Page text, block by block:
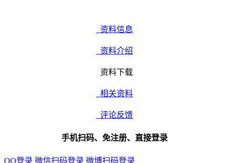
资料信息
资料介绍
资料下载
相关资料
评论反馈
手机扫码、免注册、直接登录
QQ登录 微信扫码登录 微博扫码登录